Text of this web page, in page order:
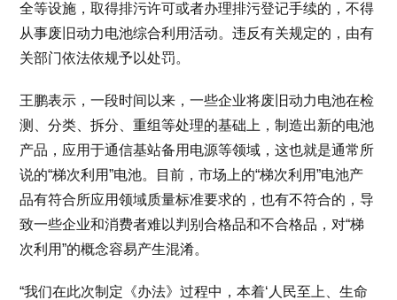
全等设施，取得排污许可或者办理排污登记手续的，不得
从事废旧动力电池综合利用活动。违反有关规定的，由有
关部门依法依规予以处罚。
王鹏表示，一段时间以来，一些企业将废旧动力电池在检
测、分类、拆分、重组等处理的基础上，制造出新的电池
产品，应用于通信基站备用电源等领域，这也就是通常所
说的“梯次利用”电池。目前，市场上的“梯次利用”电池产
品有符合所应用领域质量标准要求的，也有不符合的，导
致一些企业和消费者难以判别合格品和不合格品，对“梯
次利用”的概念容易产生混淆。
“我们在此次制定《办法》过程中，本着‘人民至上、生命